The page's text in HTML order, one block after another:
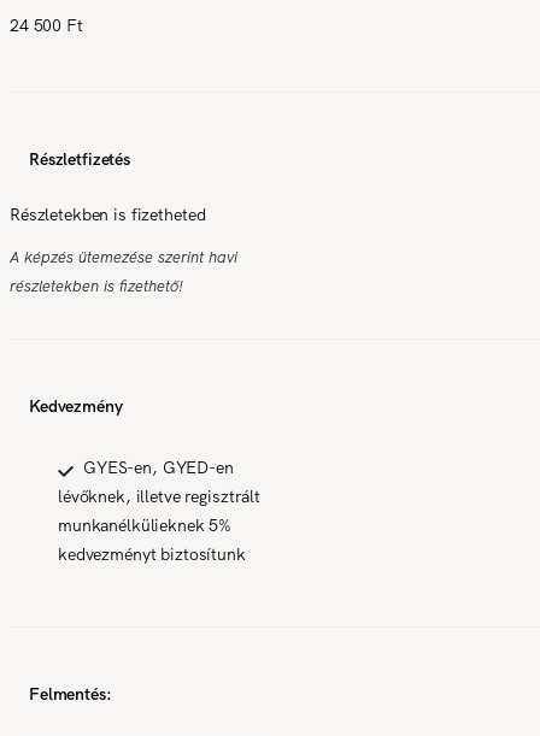
24 500 Ft
Részletfizetés
Részletekben is fizetheted
A képzés ütemezése szerint havi
részletekben is fizethető!
Kedvezmény
GYES-en, GYED-en
lévőknek, illetve regisztrált
munkanélkülieknek 5%
kedvezményt biztosítunk
Felmentés: